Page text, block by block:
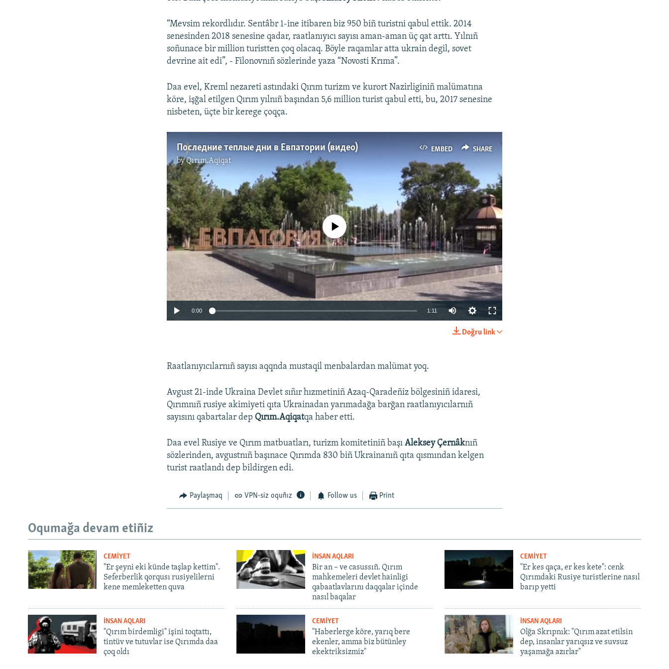
“Mevsim rekordlıdır. Sentâbr 1-ine itibaren biz 950 biñ turistni qabul ettik. 2014
senesinden 2018 senesine qadar, raatlanıyıcı sayısı aman-aman üç qat arttı. Yılnıñ
soñunace bir million turistten çoq olacaq. Böyle raqamlar atta ukrain degil, sovet
devrine ait edi”, - Filonovnıñ sözlerinde yaza “Novosti Krıma”.
Daa evel, Kreml nezareti astındaki Qırım turizm ve kurort Nazirliginiñ malümatına
köre, işğal etilgen Qırım yılnıñ başından 5,6 million turist qabul etti, bu, 2017 senesine
nisbeten, üçte bir kerege çoqça.
EMBED SHARE
Последние теплые дни в Евпатории (видео)
byQırım.Aqiqat
SHARE
No media source currently available
0:00 1:11
Doğru link
Raatlanıyıcılarnıñ sayısı aqqnda mustaqil menbalardan malümat yoq.
Avgust 21-inde Ukraina Devlet sıñır hızmetiniñ Azaq-Qaradeñiz bölgesiniñ idaresi,
Qırımnıñ rusiye akimiyeti qıta Ukrainadan yarımadağa barğan raatlanıyıcılarnıñ
sayısını qabartalar dep Qırım.Aqiqatqa haber etti.
Daa evel Rusiye ve Qırım matbuatları, turizm komitetiniñ başıAleksey Çernâknıñ
sözlerinden, avgustnıñ başınace Qırımda 830 biñ Ukrainanıñ qıta qısmından kelgen
turist raatlandı dep bildirgen edi.
Paylaşmaq VPN-siz oquñız Follow us Print
Oqumağa devam etiñiz
CEMİYET
"Er şeyni eki künde taşlap kettim".
Seferberlik qorqusı rusiyelilerni
kene memleketten quva
İNSAN AQLARI
Bir an – ve casussıñ. Qırım
mahkemeleri devlet hainligi
qabaatlavlarını daqqalar içinde
nasıl baqalar
CEMİYET
"Er kes qaça, er kes kete": cenk
Qırımdaki Rusiye turistlerine nasıl
barıp yetti
İNSAN AQLARI
"Qırım birdemligi" işini toqtattı,
tintüv ve tutuvlar ise Qırımda daa
çoq oldı
CEMİYET
"Haberlerge köre, yarıq bere
ekenler, amma biz bütünley
ekektriksizmiz"
İNSAN AQLARI
Olğa Skrıpnık: "Qırım azat etilsin
dep, insanlar yarıqsız ve suvsuz
yaşamağa azırlar"